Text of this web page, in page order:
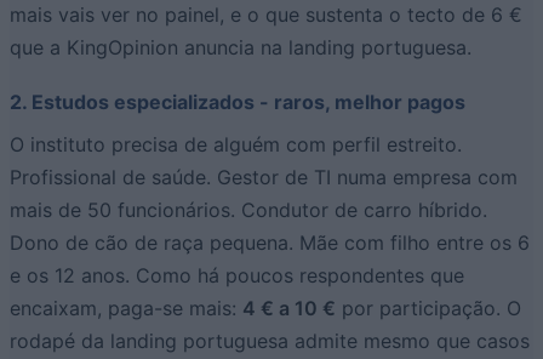
mais vais ver no painel, e o que sustenta o tecto de 6 €
que a KingOpinion anuncia na landing portuguesa.
2. Estudos especializados - raros, melhor pagos
O instituto precisa de alguém com perfil estreito.
Profissional de saúde. Gestor de TI numa empresa com
mais de 50 funcionários. Condutor de carro híbrido.
Dono de cão de raça pequena. Mãe com filho entre os 6
e os 12 anos. Como há poucos respondentes que
encaixam, paga-se mais: 4 € a 10 € por participação. O
rodapé da landing portuguesa admite mesmo que casos